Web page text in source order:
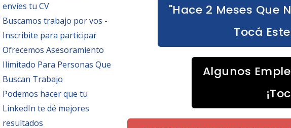
envíes tu CV
Buscamos trabajo por vos -
Inscribite para participar
Ofrecemos Asesoramiento
Ilimitado Para Personas Que
Buscan Trabajo
Podemos hacer que tu
LinkedIn te dé mejores
resultados
"Hace 2 Meses Que
Tocá
Algunos